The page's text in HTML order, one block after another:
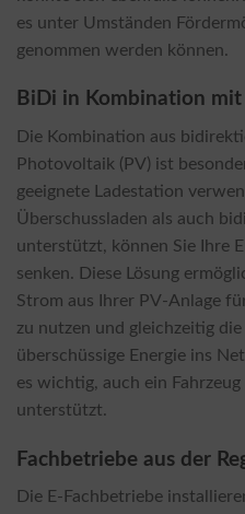
es unter Umständen
genommen werden können.
BiDi in Kombination mit
Die Kombination aus
Photovoltaik (PV) ist
geeignete Ladestation
Überschussladen als auch
unterstützt, können Sie Ihre
senken. Diese Lösung
Strom aus Ihrer PV-Anlage
zu nutzen und gleichzeitig die
überschüssige Energie ins
es wichtig, auch ein
unterstützt.
Fachbetriebe aus der
Die E-Fachbetriebe